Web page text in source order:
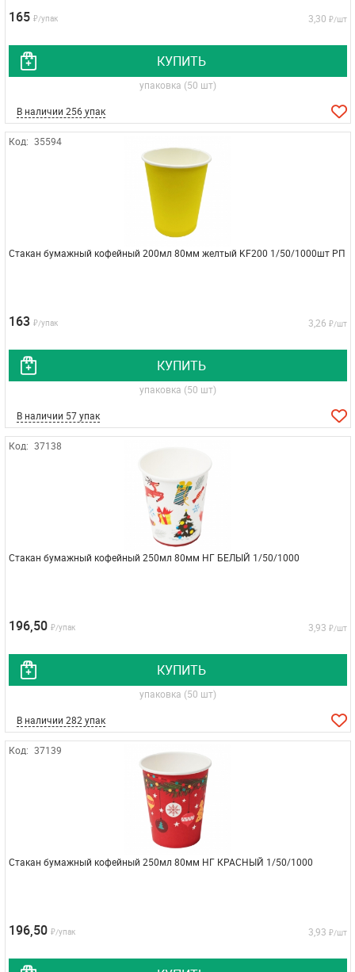
165 ₽/упак 3,30 ₽/шт
КУПИТЬ
упаковка (50 шт)
В наличии 256 упак
Код: 35594
Стакан бумажный кофейный 200мл 80мм желтый KF200 1/50/1000шт РП
163 ₽/упак 3,26 ₽/шт
КУПИТЬ
упаковка (50 шт)
В наличии 57 упак
Код: 37138
Стакан бумажный кофейный 250мл 80мм НГ БЕЛЫЙ 1/50/1000
196,50 ₽/упак 3,93 ₽/шт
КУПИТЬ
упаковка (50 шт)
В наличии 282 упак
Код: 37139
Стакан бумажный кофейный 250мл 80мм НГ КРАСНЫЙ 1/50/1000
196,50 ₽/упак 3,93 ₽/шт